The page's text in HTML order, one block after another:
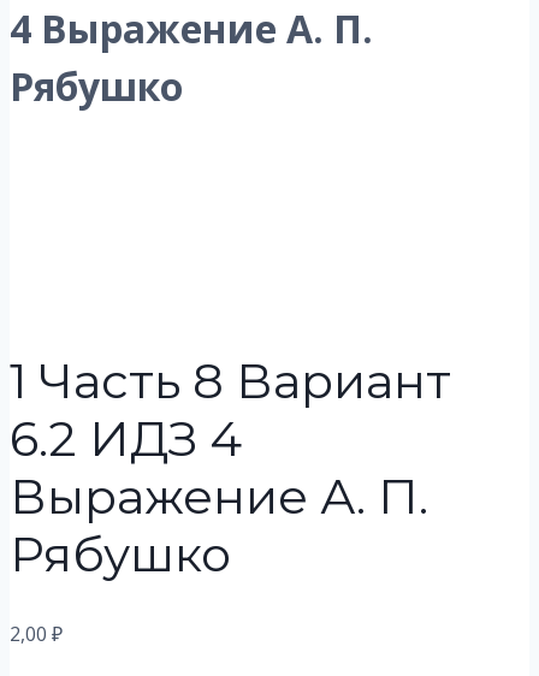
4 Выражение А. П.
Рябушко
1 Часть 8 Вариант
6.2 ИДЗ 4
Выражение А. П.
Рябушко
2,00 ₽